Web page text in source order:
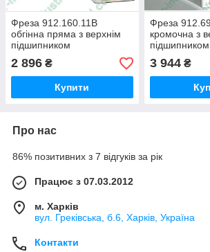
Фреза 912.160.11B
обгінна пряма з верхнім
підшипником
2 896 ₴
Купити
Фреза
кромочна з
підшипником
3 944₴
Про нас
86% позитивних з 7 відгуків за рік
Працює з 07.03.2012
м. Харків
вул. Греківська, б.6, Харків, Україна
Контакти